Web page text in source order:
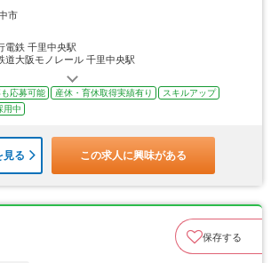
市
電鉄 千里中央駅
道大阪モノレール 千里中央駅
応募可能 産休・育休取得実績有り
スキルアップ
用中
見る この求人に興味がある
保存する